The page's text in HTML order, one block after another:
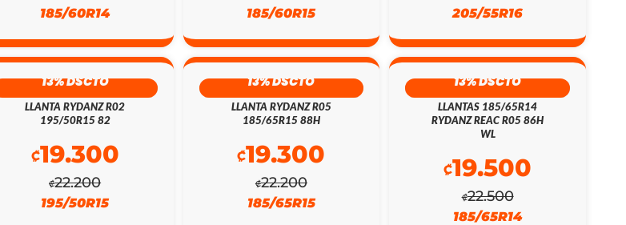
185/60R14 185/60R15 205/55R16
13% DSCTO
LLANTA RYDANZ R02
195/50R15 82
₡22.200
₡19.300
195/50R15
13% DSCTO
LLANTA RYDANZ R05
185/65R15 88H
₡22.200
₡19.300
185/65R15
13% DSCTO
LLANTAS 185/65R14
RYDANZ REAC R05 86H
WL
₡22.500
₡19.500
185/65R14